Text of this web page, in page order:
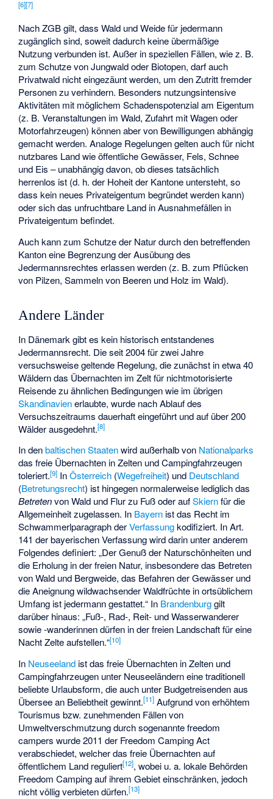
[6][7]
Nach ZGB gilt, dass Wald und Weide für jedermann
zugänglich sind, soweit dadurch keine übermäßige
Nutzung verbunden ist. Außer in speziellen Fällen, wie z. B.
zum Schutze von Jungwald oder Biotopen, darf auch
Privatwald nicht eingezäunt werden, um den Zutritt fremder
Personen zu verhindern. Besonders nutzungsintensive
Aktivitäten mit möglichem Schadenspotenzial am Eigentum
(z. B. Veranstaltungen im Wald, Zufahrt mit Wagen oder
Motorfahrzeugen) können aber von Bewilligungen abhängig
gemacht werden. Analoge Regelungen gelten auch für nicht
nutzbares Land wie öffentliche Gewässer, Fels, Schnee
und Eis – unabhängig davon, ob dieses tatsächlich
herrenlos ist (d. h. der Hoheit der Kantone untersteht, so
dass kein neues Privateigentum begründet werden kann)
oder sich das unfruchtbare Land in Ausnahmefällen in
Privateigentum befindet.
Auch kann zum Schutze der Natur durch den betreffenden
Kanton eine Begrenzung der Ausübung des
Jedermannsrechtes erlassen werden (z. B. zum Pflücken
von Pilzen, Sammeln von Beeren und Holz im Wald).
Andere Länder
In Dänemark gibt es kein historisch entstandenes
Jedermannsrecht. Die seit 2004 für zwei Jahre
versuchsweise geltende Regelung, die zunächst in etwa 40
Wäldern das Übernachten im Zelt für nichtmotorisierte
Reisende zu ähnlichen Bedingungen wie im übrigen
Skandinavienerlaubte, wurde nach Ablauf des
Versuchszeitraums dauerhaft eingeführt und auf über 200
Wälder ausgedehnt.[8]
In denbaltischen Staatenwird außerhalb von Nationalparks
das freie Übernachten in Zelten und Campingfahrzeugen
toleriert.[9] InÖsterreich (Wegefreiheit) und Deutschland
(Betretungsrecht) ist hingegen normalerweise lediglich das
Betretenvon Wald und Flur zu Fuß oder aufSkiernfür die
Allgemeinheit zugelassen. In Bayern ist das Recht im
SchwammerlparagraphderVerfassungkodifiziert. In Art.
141 der bayerischen Verfassung wird darin unter anderem
Folgendes definiert: „Der Genuß der Naturschönheiten und
die Erholung in der freien Natur, insbesondere das Betreten
von Wald und Bergweide, das Befahren der Gewässer und
die Aneignung wildwachsender Waldfrüchte in ortsüblichem
Umfang ist jedermann gestattet.“ In Brandenburggilt
darüber hinaus: „Fuß-, Rad-, Reit- und Wasserwanderer
sowie -wanderinnen dürfen in der freien Landschaft für eine
Nacht Zelte aufstellen.“[10]
In Neuseeland ist das freie Übernachten in Zelten und
Campingfahrzeugen unter Neuseeländern eine traditionell
beliebte Urlaubsform, die auch unter Budgetreisenden aus
Übersee an Beliebtheit gewinnt.[11] Aufgrund von erhöhtem
Tourismus bzw. zunehmenden Fällen von
Umweltverschmutzung durch sogenanntefreedom
campers wurde 2011 der Freedom Camping Act
verabschiedet, welcher das freie Übernachten auf
öffentlichem Land reguliert[12], wobei u. a. lokale Behörden
Freedom Camping auf ihrem Gebiet einschränken, jedoch
nicht völlig verbieten dürfen.[13]